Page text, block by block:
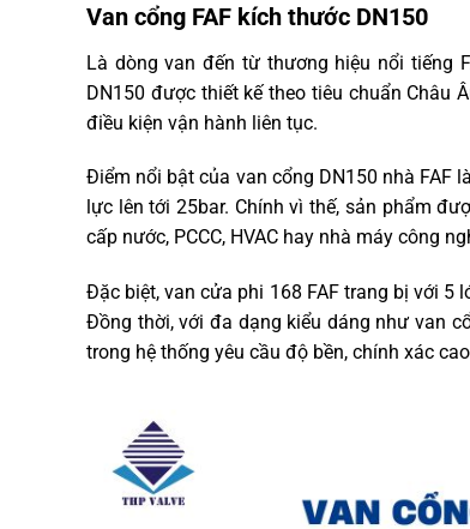
Van cổng FAF kích thước DN150
Là dòng van đến từ thương hiệu nổi tiếng
DN150 được thiết kế theo tiêu chuẩn Châu
điều kiện vận hành liên tục.
Điểm nổi bật của van cổng DN150 nhà FAF
lực lên tới 25bar. Chính vì thế, sản phẩm
cấp nước, PCCC, HVAC hay nhà máy công
Đặc biệt, van cửa phi 168 FAF trang bị với 5
Đồng thời, với đa dạng kiểu dáng như van
trong hệ thống yêu cầu độ bền, chính xác